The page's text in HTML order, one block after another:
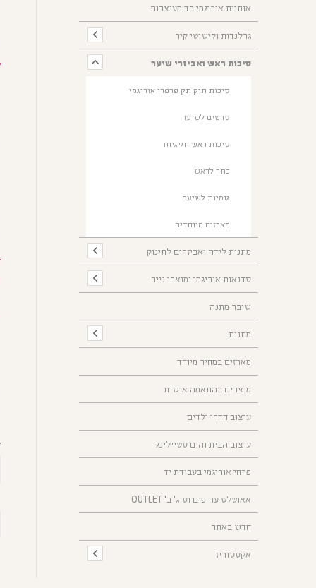
אותיות אוריגמי בד מעוצבות
גרלנדות וקישוטי קיר
סיכות ראש ואביזרי שיער
סיכות תיק תק פרפרי אוריגמי
סרטים לשיער
סיכות ראש חגיגיות
כתר לראש
גומיות לשיער
מארזים מיוחדים
מתנות לידה ואביזרים לתינוק
סדנאות אוריגמי ומוצרי נייר
שובר מתנה
מתנות
מארזים במחיר מיוחד
מוצרים בהתאמה אישית
עיצוב חדרי ילדים
עיצוב הבית והום סטיילינג
פרחי אוריגמי בעבודת יד
אאוטלט עודפים וסוג' ב' OUTLET
חדש באתר
אקססוריז